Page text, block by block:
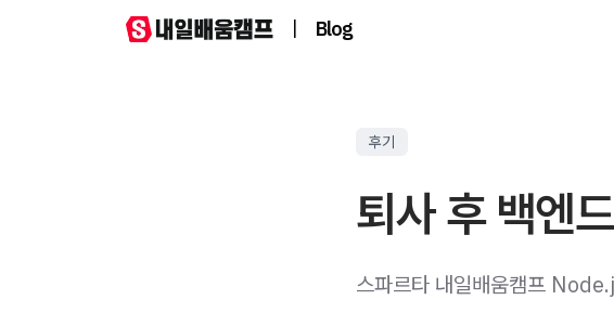
| Blog
후기
퇴사 후 백엔